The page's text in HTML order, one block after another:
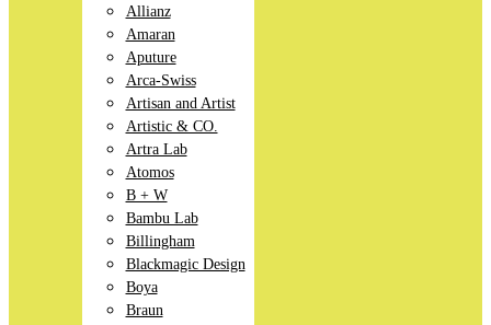
Allianz
Amaran
Aputure
Arca-Swiss
Artisan and Artist
Artistic & CO.
Artra Lab
Atomos
B + W
Bambu Lab
Billingham
Blackmagic Design
Boya
Braun